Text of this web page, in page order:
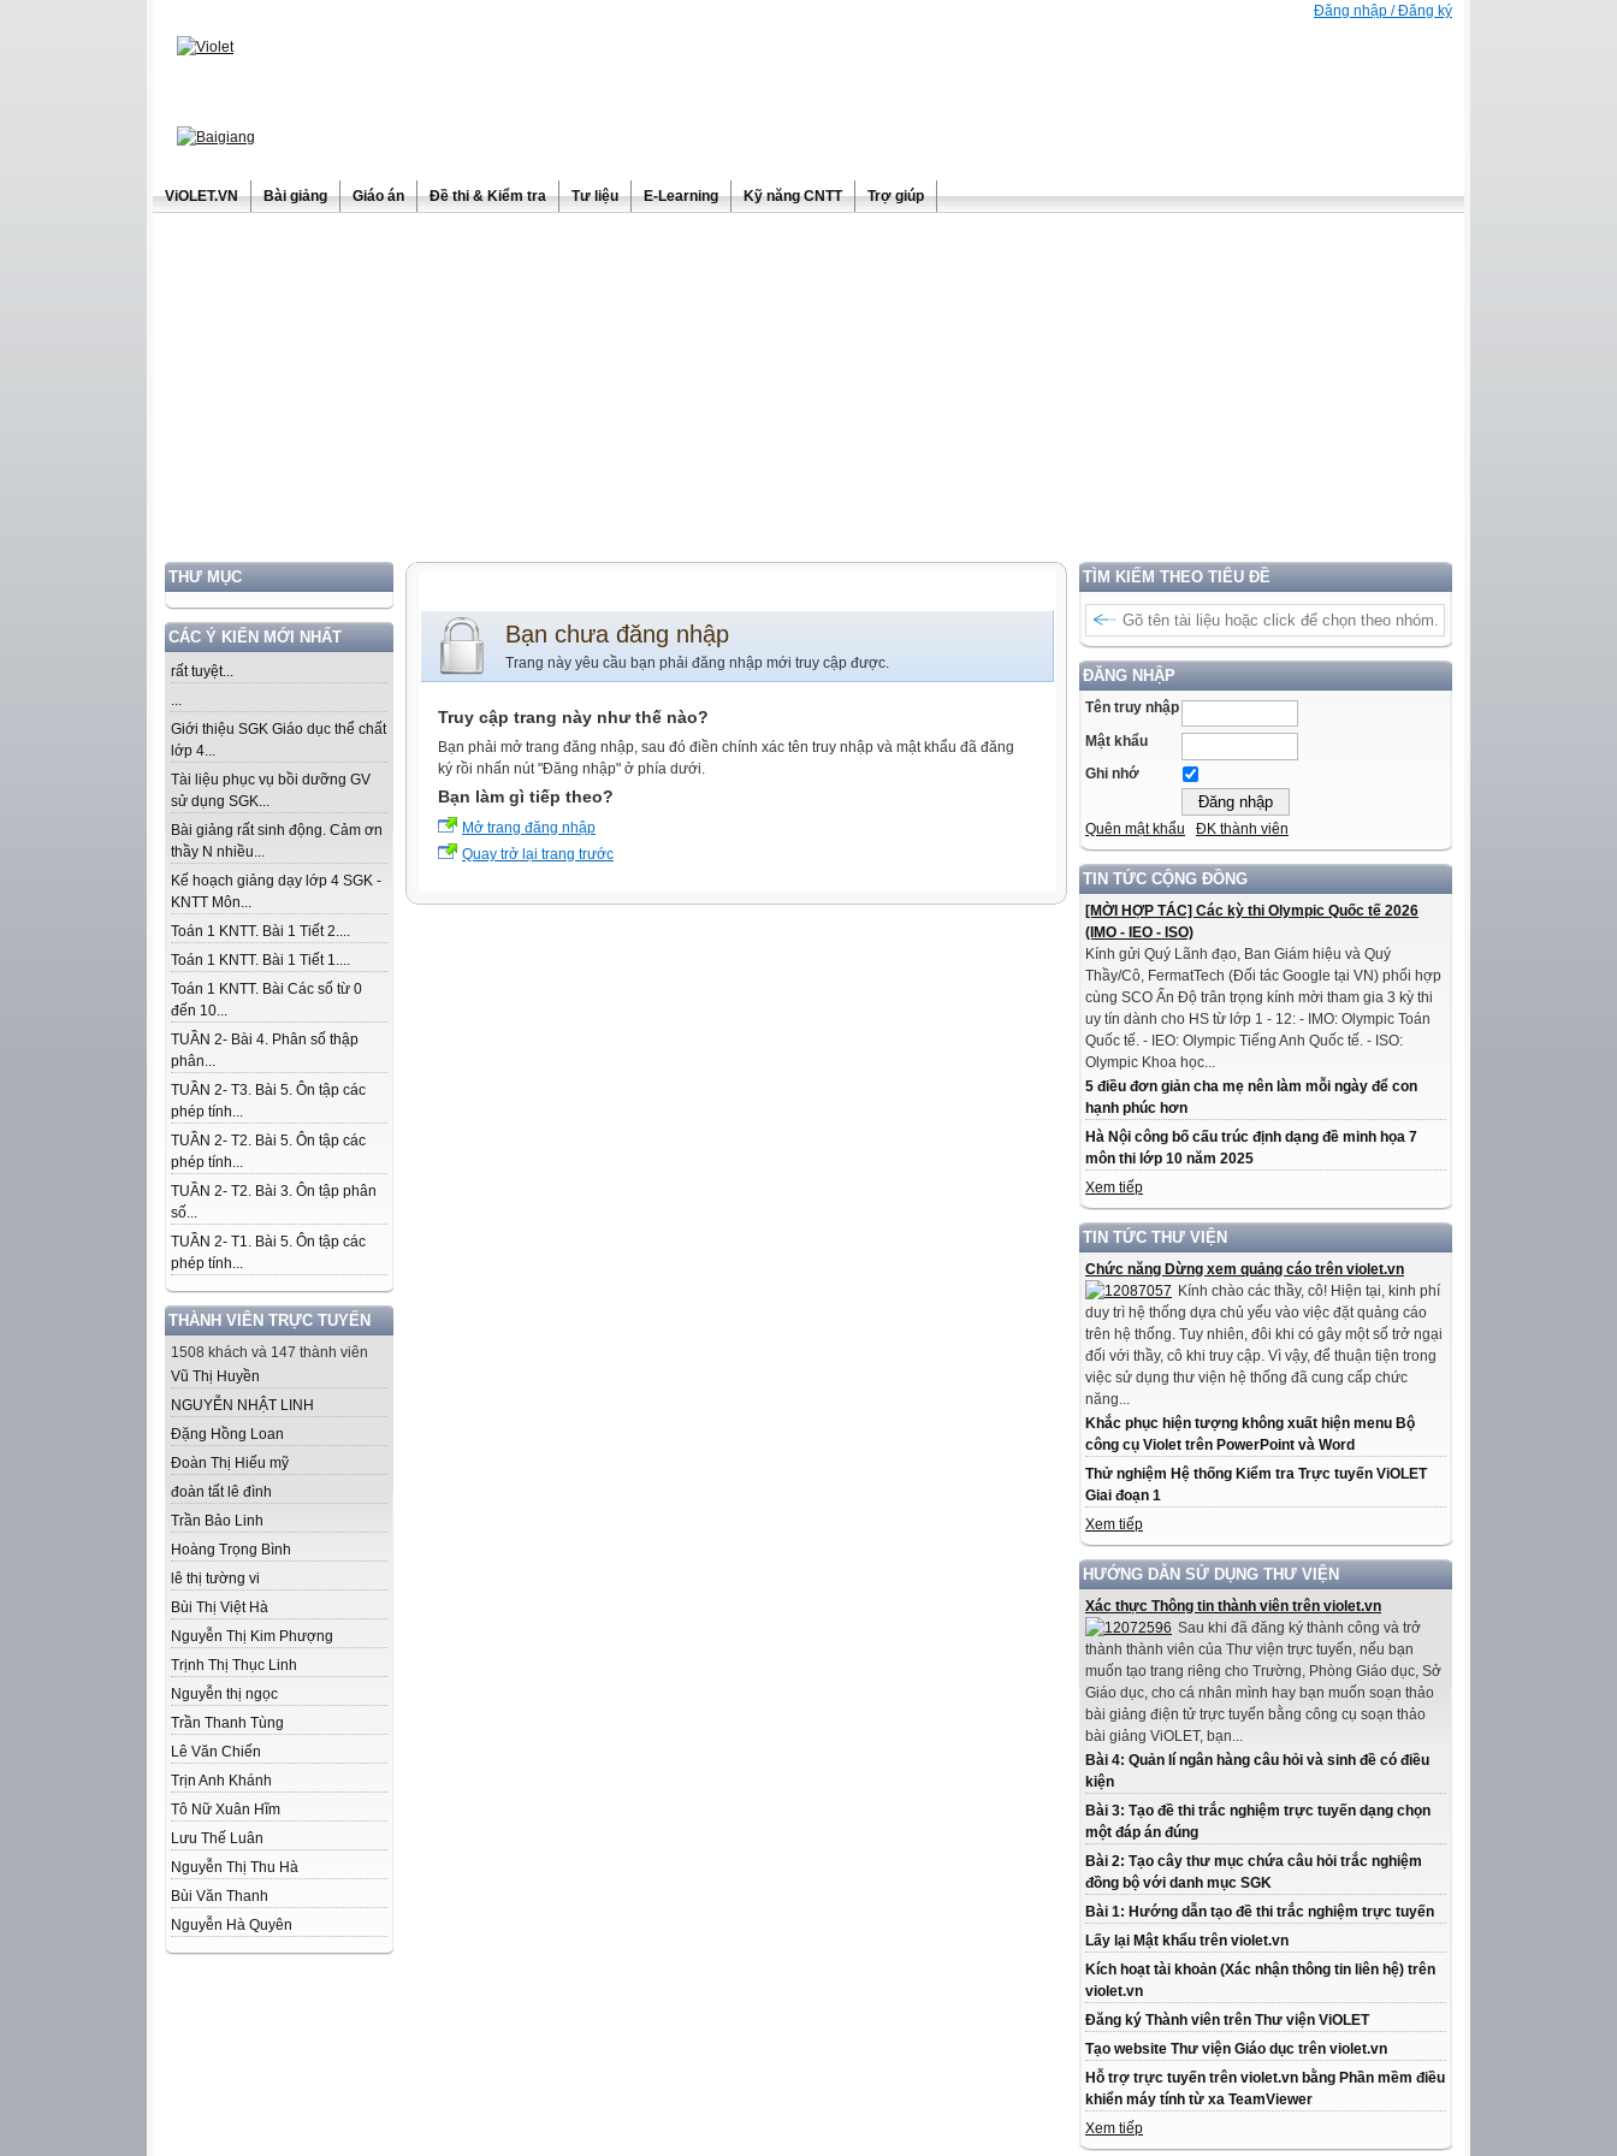
Đăng nhập / Đăng ký
ViOLET.VN Bài giảng Giáo án Đề thi & Kiểm tra Tư liệu E-Learning Kỹ năng CNTT Trợ giúp
THƯ MỤC
CÁC Ý KIẾN MỚI NHẤT
rất tuyệt...
...
Giới thiệu SGK Giáo dục thể chất
lớp 4...
Tài liệu phục vụ bồi dưỡng GV
sử dụng SGK...
Bài giảng rất sinh động. Cảm ơn
thầy N nhiều...
Kế hoạch giảng dạy lớp 4 SGK -
KNTT Môn...
Toán 1 KNTT. Bài 1 Tiết 2....
Toán 1 KNTT. Bài 1 Tiết 1....
Toán 1 KNTT. Bài Các số từ 0
đến 10...
TUẦN 2- Bài 4. Phân số thập
phân...
TUẦN 2- T3. Bài 5. Ôn tập các
phép tính...
TUẦN 2- T2. Bài 5. Ôn tập các
phép tính...
TUẦN 2- T2. Bài 3. Ôn tập phân
số...
TUẦN 2- T1. Bài 5. Ôn tập các
phép tính...
THÀNH VIÊN TRỰC TUYẾN
1508 khách và 147 thành viên
Vũ Thị Huyền
NGUYỄN NHẬT LINH
Đặng Hồng Loan
Đoàn Thị Hiếu mỹ
đoàn tất lê đình
Trần Bảo Linh
Hoàng Trọng Bình
lê thị tường vi
Bùi Thị Việt Hà
Nguyễn Thị Kim Phượng
Trịnh Thị Thục Linh
Nguyễn thị ngọc
Trần Thanh Tùng
Lê Văn Chiến
Trịn Anh Khánh
Tô Nữ Xuân Hĩm
Lưu Thế Luân
Nguyễn Thị Thu Hà
Bùi Văn Thanh
Nguyễn Hà Quyên
TÌM KIẾM THEO TIÊU ĐỀ
ĐĂNG NHẬP
Tên truy nhập
Mật khẩu
Ghi nhớ
Quên mật khẩu ĐK thành viên
TIN TỨC CỘNG ĐỒNG
[MỜI HỢP TÁC] Các kỳ thi Olympic Quốc tế 2026
(IMO - IEO - ISO)
Kính gửi Quý Lãnh đạo, Ban Giám hiệu và Quý
Thầy/Cô, FermatTech (Đối tác Google tại VN) phối hợp
cùng SCO Ấn Độ trân trọng kính mời tham gia 3 kỳ thi
uy tín dành cho HS từ lớp 1 - 12: - IMO: Olympic Toán
Quốc tế. - IEO: Olympic Tiếng Anh Quốc tế. - ISO:
Olympic Khoa học...
5 điều đơn giản cha mẹ nên làm mỗi ngày để con
hạnh phúc hơn
Hà Nội công bố cấu trúc định dạng đề minh họa 7
môn thi lớp 10 năm 2025
Xem tiếp
TIN TỨC THƯ VIỆN
Chức năng Dừng xem quảng cáo trên violet.vn
Kính chào các thầy, cô! Hiện tại, kinh phí
duy trì hệ thống dựa chủ yếu vào việc đặt quảng cáo
trên hệ thống. Tuy nhiên, đôi khi có gây một số trở ngại
đối với thầy, cô khi truy cập. Vì vậy, để thuận tiện trong
việc sử dụng thư viện hệ thống đã cung cấp chức
năng...
Khắc phục hiện tượng không xuất hiện menu Bộ
công cụ Violet trên PowerPoint và Word
Thử nghiệm Hệ thống Kiểm tra Trực tuyến ViOLET
Giai đoạn 1
Xem tiếp
HƯỚNG DẪN SỬ DỤNG THƯ VIỆN
Xác thực Thông tin thành viên trên violet.vn
Sau khi đã đăng ký thành công và trở
thành thành viên của Thư viện trực tuyến, nếu bạn
muốn tạo trang riêng cho Trường, Phòng Giáo dục, Sở
Giáo dục, cho cá nhân mình hay bạn muốn soạn thảo
bài giảng điện tử trực tuyến bằng công cụ soạn thảo
bài giảng ViOLET, bạn...
Bài 4: Quản lí ngân hàng câu hỏi và sinh đề có điều
kiện
Bài 3: Tạo đề thi trắc nghiệm trực tuyến dạng chọn
một đáp án đúng
Bài 2: Tạo cây thư mục chứa câu hỏi trắc nghiệm
đồng bộ với danh mục SGK
Bài 1: Hướng dẫn tạo đề thi trắc nghiệm trực tuyến
Lấy lại Mật khẩu trên violet.vn
Kích hoạt tài khoản (Xác nhận thông tin liên hệ) trên
violet.vn
Đăng ký Thành viên trên Thư viện ViOLET
Tạo website Thư viện Giáo dục trên violet.vn
Hỗ trợ trực tuyến trên violet.vn bằng Phần mềm điều
khiển máy tính từ xa TeamViewer
Xem tiếp
Bạn chưa đăng nhập
Trang này yêu cầu bạn phải đăng nhập mới truy cập được.
Truy cập trang này như thế nào?
Bạn phải mở trang đăng nhập, sau đó điền chính xác tên truy nhập và mật khẩu đã đăng
ký rồi nhấn nút "Đăng nhập" ở phía dưới.
Bạn làm gì tiếp theo?
Mở trang đăng nhập
Quay trở lại trang trước